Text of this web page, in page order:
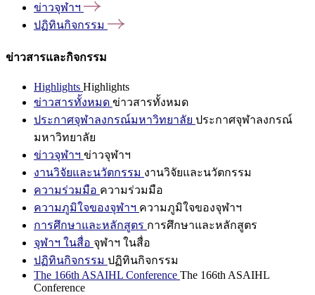
ข่าวจุฬาฯ
ปฏิทินกิจกรรม
ข่าวสารและกิจกรรม
Highlights Highlights
ข่าวสารทั้งหมด ข่าวสารทั้งหมด
ประกาศจุฬาลงกรณ์มหาวิทยาลัย ประกาศจุฬาลงกรณ์
มหาวิทยาลัย
ข่าวจุฬาฯ ข่าวจุฬาฯ
งานวิจัยและนวัตกรรม งานวิจัยและนวัตกรรม
ความร่วมมือ ความร่วมมือ
ความภูมิใจของจุฬาฯ ความภูมิใจของจุฬาฯ
การศึกษาและหลักสูตร การศึกษาและหลักสูตร
จุฬาฯ ในสื่อ จุฬาฯ ในสื่อ
ปฏิทินกิจกรรม ปฏิทินกิจกรรม
The 166th ASAIHL Conference The 166th ASAIHL
Conference